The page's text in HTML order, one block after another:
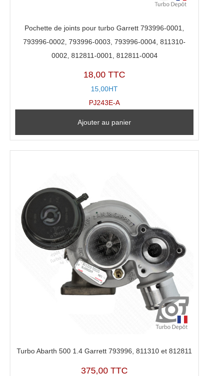
Pochette de joints pour turbo Garrett 793996-0001,
793996-0002, 793996-0003, 793996-0004, 811310-
0002, 812811-0001, 812811-0004
18,00 TTC
15,00HT
PJ243E-A
Ajouter au panier
Turbo Abarth 500 1.4 Garrett 793996, 811310 et 812811
375,00 TTC